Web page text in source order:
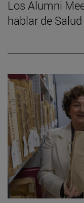
Los Alumni
hablar de